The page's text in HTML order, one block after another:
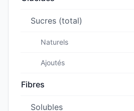
Sucres (total)
Naturels
Ajoutés
Fibres
Solubles